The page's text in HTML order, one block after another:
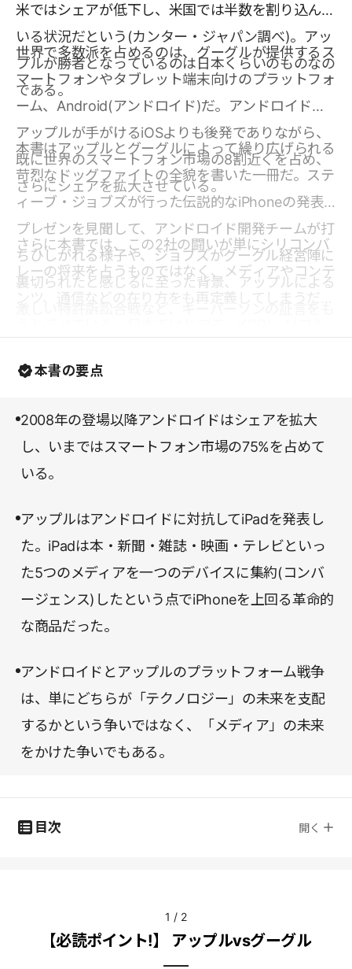
米ではシェアが低下し、米国では半数を割り込んで
いる状況だという(カンター・ジャパン調べ)。アッ
プルが勝者となっているのは日本くらいのものなの
である。
世界で多数派を占めるのは、グーグルが提供するス
マートフォンやタブレット端末向けのプラットフォ
ーム、Android(アンドロイド)だ。アンドロイドは
アップルが手がけるiOSよりも後発でありながら、
既に世界のスマートフォン市場の8割近くを占め、
さらにシェアを拡大させている。
本書はアップルとグーグルによって繰り広げられる
苛烈なドッグファイトの全貌を書いた一冊だ。ステ
ィーブ・ジョブズが行った伝説的なiPhoneの発表
プレゼンを見聞して、アンドロイド開発チームが打
ちひしがれる様子や、ジョブズがグーグル経営陣に
裏切られたと感じるに至った背景、アップルによる
とに描写されたリアルな各シーンは思わず息を飲む
ほどである。
さらに本書では、この2社の闘いが単にシリコンバ
レーの将来を占うものではなく、メディアやコンテ
ンツ、通信などの在り方をも再定義してしまうだろ
足打法のソフトバンクは今後どういった戦略を採る
層面白いだろう。
本書の要点
2008年の登場以降アンドロイドはシェアを拡大
し、いまではスマートフォン市場の75%を占めて
いる。
アップルはアンドロイドに対抗してiPadを発表し
た。iPadは本・新聞・雑誌・映画・テレビといっ
た5つのメディアを一つのデバイスに集約(コンバ
ージェンス)したという点でiPhoneを上回る革命的
な商品だった。
アンドロイドとアップルのプラットフォーム戦争
は、単にどちらが「テクノロジー」の未来を支配
するかという争いではなく、「メディア」の未来
をかけた争いでもある。
目次 開く
1 / 2
【必読ポイント!】 アップルvsグーグル